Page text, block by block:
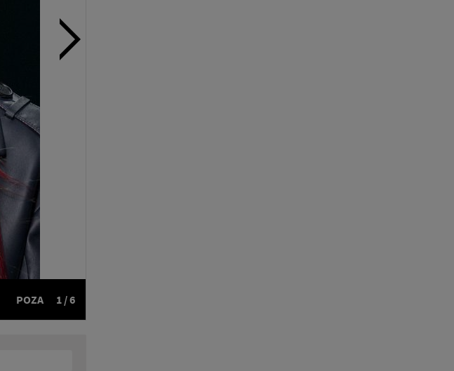
POZA 1 / 6